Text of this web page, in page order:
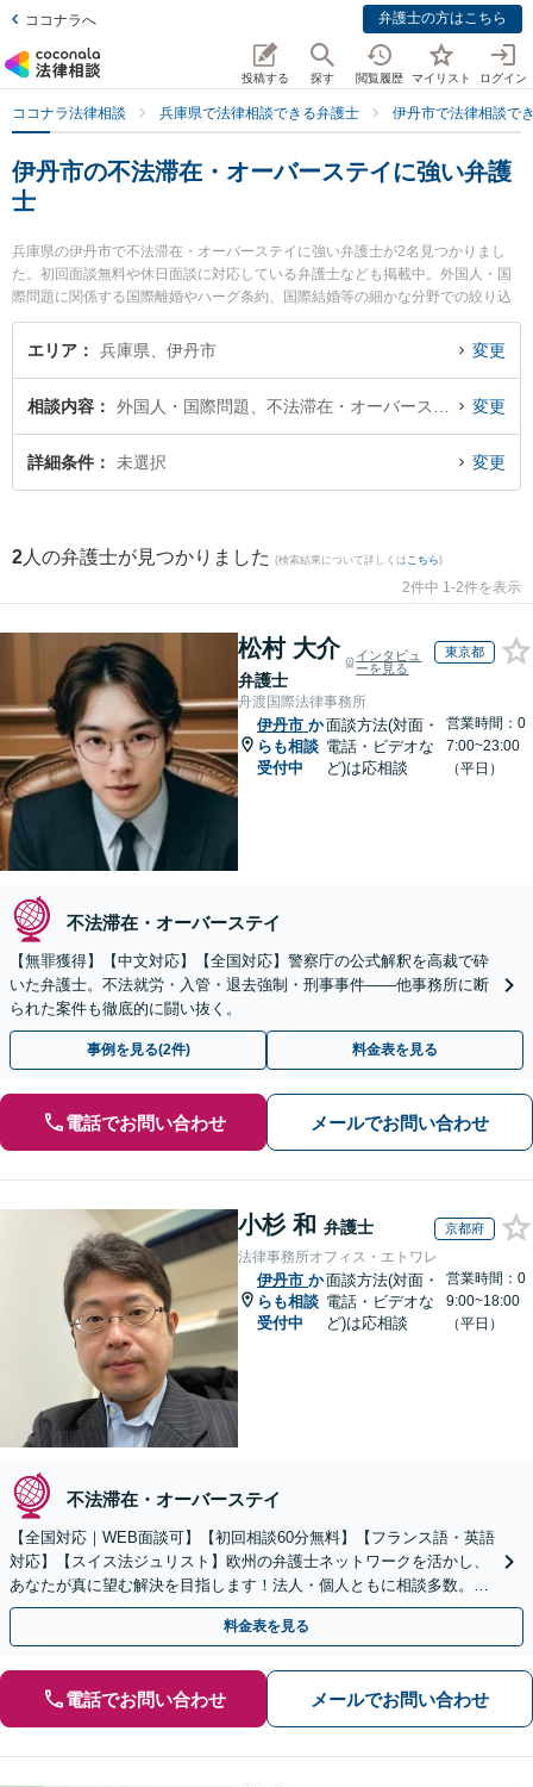
ココナラへ 弁護士の方はこちら
投稿する 探す 閲覧履歴 マイリスト ログイン
ココナラ法律相談 兵庫県で法律相談できる弁護士 伊丹市で法律相談で
伊丹市の不法滞在・オーバーステイに強い弁護
士
兵庫県の伊丹市で不法滞在・オーバーステイに強い弁護士が2名見つかりまし
た。初回面談無料や休日面談に対応している弁護士なども掲載中。外国人・国
際問題に関係する国際離婚やハーグ条約、国際結婚等の細かな分野での絞り込
み検索もでき便利です。特に高橋法律事務所の高橋 正樹弁護士やITO法律事務
所の岡村 圭真弁護士のプロフィール情報や弁護士費用、強みなどが注目されて
決の実績豊富な近くの弁護士を検索したい』『初回相談無料で不法滞在・オー
バーステイを法律相談できる伊丹市内の弁護士に相談予約したい』などでお困
りの相談者さんにおすすめです。
エリア 兵庫県、伊丹市 変更
相談内容 変更
詳細条件 未選択 変更
2 人の弁護士が見つかりました (検索結果について詳しくは こちら)
2件中 1-2件を表示
松村 大介
弁護士
インタビュ
ーを見る
東京都
舟渡国際法律事務所
伊丹市 か
らも相談
受付中
面談方法(対面・
電話・ビデオな
ど)は応相談
営業時間：0
7:00~23:00
（平日）
不法滞在・オーバーステイ
【無罪獲得】【中文対応】【全国対応】警察庁の公式解釈を高裁で砕
いた弁護士。不法就労・入管・退去強制・刑事事件——他事務所に断
られた案件も徹底的に闘い抜く。
事例を見る(2件) 料金表を見る
電話でお問い合わせ メールでお問い合わせ
小杉 和 弁護士 京都府
法律事務所オフィス・エトワレ
伊丹市 か
らも相談
受付中
面談方法(対面・
電話・ビデオな
ど)は応相談
営業時間：0
9:00~18:00
（平日）
不法滞在・オーバーステイ
【全国対応｜WEB面談可】【初回相談60分無料】【フランス語・英語
対応】【スイス法ジュリスト】欧州の弁護士ネットワークを活かし、
あなたが真に望む解決を目指します！法人・個人ともに相談多数。細
やかな連絡と粘り強い交渉を徹底【休日・夜間相談可】
料金表を見る
電話でお問い合わせ メールでお問い合わせ